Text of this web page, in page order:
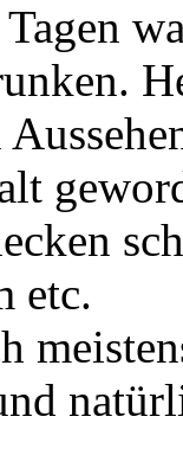
etc.